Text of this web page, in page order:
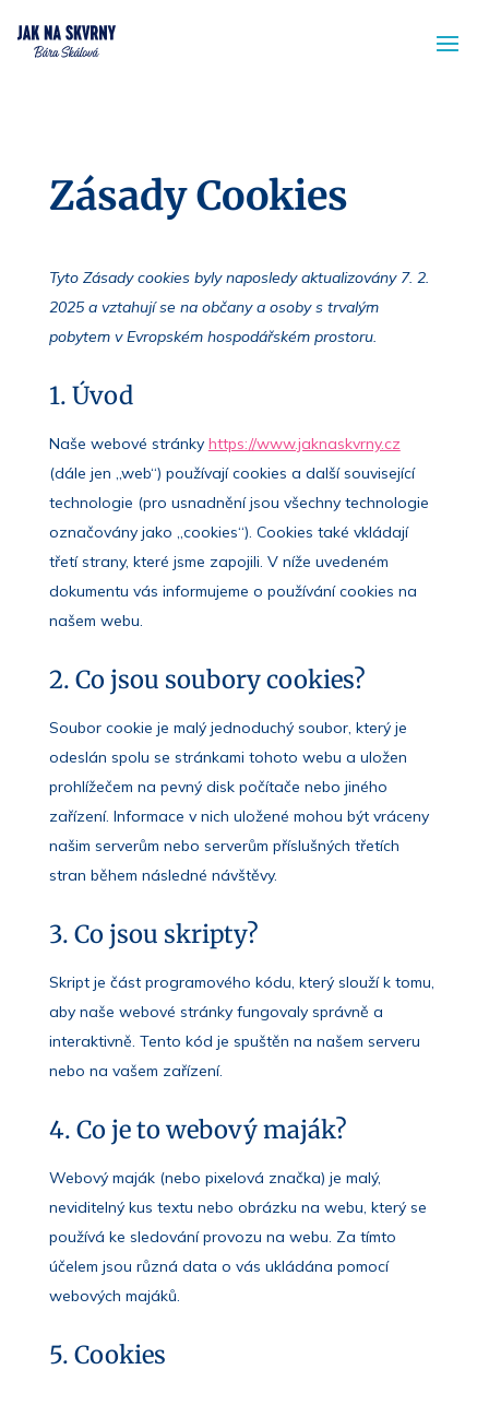
Zásady Cookies
Tyto Zásady cookies byly naposledy aktualizovány 7. 2.
2025 a vztahují se na občany a osoby s trvalým
pobytem v Evropském hospodářském prostoru.
1. Úvod
Naše webové stránky https://www.jaknaskvrny.cz
(dále jen „web“) používají cookies a další související
technologie (pro usnadnění jsou všechny technologie
označovány jako „cookies“). Cookies také vkládají
třetí strany, které jsme zapojili. V níže uvedeném
dokumentu vás informujeme o používání cookies na
našem webu.
2. Co jsou soubory cookies?
Soubor cookie je malý jednoduchý soubor, který je
odeslán spolu se stránkami tohoto webu a uložen
prohlížečem na pevný disk počítače nebo jiného
zařízení. Informace v nich uložené mohou být vráceny
našim serverům nebo serverům příslušných třetích
stran během následné návštěvy.
3. Co jsou skripty?
Skript je část programového kódu, který slouží k tomu,
aby naše webové stránky fungovaly správně a
interaktivně. Tento kód je spuštěn na našem serveru
nebo na vašem zařízení.
4. Co je to webový maják?
Webový maják (nebo pixelová značka) je malý,
neviditelný kus textu nebo obrázku na webu, který se
používá ke sledování provozu na webu. Za tímto
účelem jsou různá data o vás ukládána pomocí
webových majáků.
5. Cookies